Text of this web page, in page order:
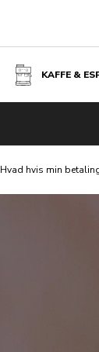
KAFFE &
Hvad hvis min